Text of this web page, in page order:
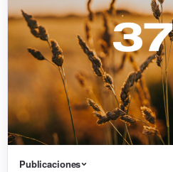
Publicaciones